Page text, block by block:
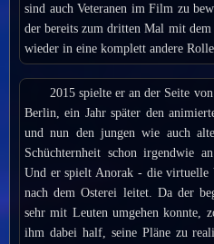
sind auch Veteranen im Film zu
der bereits zum dritten Mal mit dem
wieder in eine komplett andere
2015 spielte er an der Seite von
Berlin, ein Jahr später den
und nun den jungen wie auch
Schüchternheit schon irgendwie
Und er spielt Anorak - die virtuelle
nach dem Osterei leitet. Da der
sehr mit Leuten umgehen konnte,
ihm dabei half, seine Pläne zu